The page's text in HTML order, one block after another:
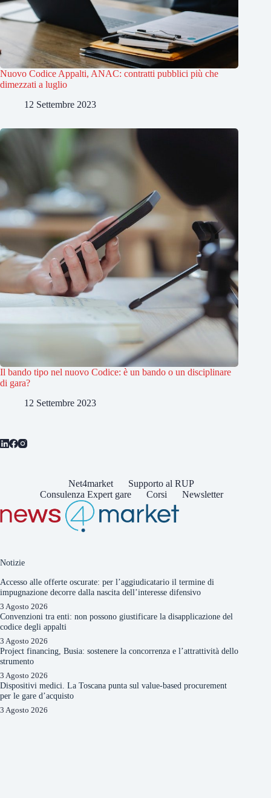
Nuovo Codice Appalti, ANAC: contratti pubblici più che
dimezzati a luglio
12 Settembre 2023
Il bando tipo nel nuovo Codice: è un bando o un disciplinare
di gara?
12 Settembre 2023
Net4market
Supporto al RUP
Consulenza Expert gare
Corsi Newsletter
Notizie
Accesso alle offerte oscurate: per l’aggiudicatario il termine di
impugnazione decorre dalla nascita dell’interesse difensivo
3 Agosto 2026
Convenzioni tra enti: non possono giustificare la disapplicazione del
codice degli appalti
3 Agosto 2026
Project financing, Busia: sostenere la concorrenza e l’attrattività dello
strumento
3 Agosto 2026
Dispositivi medici. La Toscana punta sul value-based procurement
per le gare d’acquisto
3 Agosto 2026